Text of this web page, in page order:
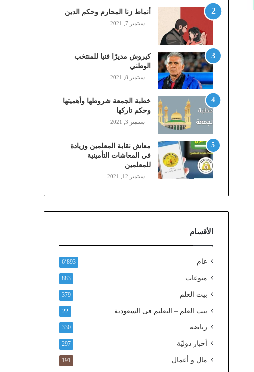
,
م
ا
ي
ل
ي
،
ز
ي
ن
)
ع
ب
ر
ا
ن
ذ
و
ن
ي
ل
م
ح
أنماط زنا المحارم وحكم الدين
سبتمبر 7, 2021
كيروش مديرًا فنيا للمنتخب
الوطني
سبتمبر 8, 2021
خطبة الجمعة شروطها وأهميتها
وحكم تاركها
سبتمبر 3, 2021
معاش نقابة المعلمين وزيادة
في المعاشات التأمينية
للمعلمين
سبتمبر 12, 2021
الأقسام
عام 6٬893
منوعات 883
بيت العلم 379
بيت العلم – التعليم فى السعودية 22
رياضة 330
أخبار دوليّة 297
مال و أعمال 191